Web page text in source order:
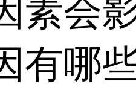
素会
有哪